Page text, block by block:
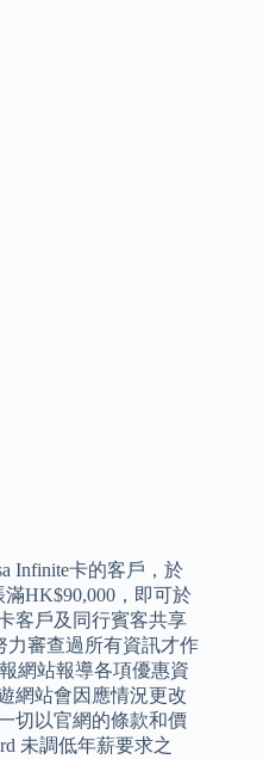
Infinite卡的客戶，於
HK$90,000，即可於
客戶及同行賓客共享
力審查過所有資訊才作
網站報導各項優惠資
網站會因應情況更改
切以官網的條款和價
未調低年薪要求之